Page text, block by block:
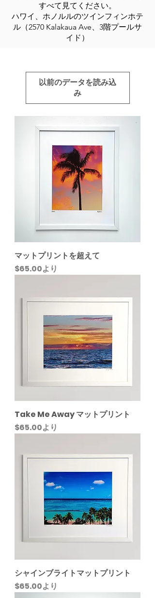
すべて見てください。
ハワイ、ホノルルのツインフィンホテ
ル（2570 Kalakaua Ave、3階プールサ
イド）
以前のデータを読み込
み
マットプリントを超えて
$65.00より
セール価格
Take Me Away マットプリント
$65.00より
セール価格
シャインブライトマットプリント
$65.00より
セール価格